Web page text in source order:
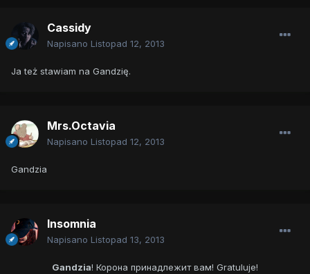
Cassidy
Napisano Listopad 12, 2013
Ja też stawiam na Gandzię.
Mrs.Octavia
Napisano Listopad 12, 2013
Gandzia
Insomnia
Napisano Listopad 13, 2013
Gandzia! Корона принадлежит вам! Gratuluje!